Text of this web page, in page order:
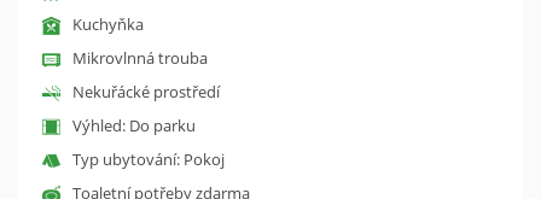
Kuchyňka
Mikrovlnná trouba
Nekuřácké prostředí
Výhled: Do parku
Typ ubytování: Pokoj
Toaletní potřeby zdarma